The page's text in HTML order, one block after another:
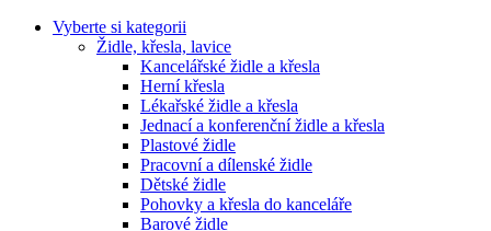
Vyberte si kategorii
Židle, křesla, lavice
Kancelářské židle a křesla
Herní křesla
Lékařské židle a křesla
Jednací a konferenční židle a křesla
Plastové židle
Pracovní a dílenské židle
Dětské židle
Pohovky a křesla do kanceláře
Barové židle